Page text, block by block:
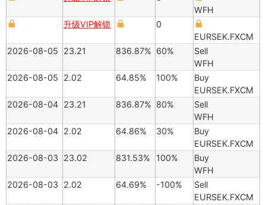
WFH
升级VIP解锁
0
EURSEK.FXCM
2026-08-05
23.21 836.87% 60%
Sell
WFH
2026-08-05
2.02 64.85% 100%
Buy
EURSEK.FXCM
2026-08-04 23.21 836.87% 80%
Sell
WFH
2026-08-04 2.02 64.86% 30%
Buy
EURSEK.FXCM
2026-08-03
23.02 831.53% 100%
Buy
WFH
2026-08-03
2.02 64.69% -100%
Sell
EURSEK.FXCM